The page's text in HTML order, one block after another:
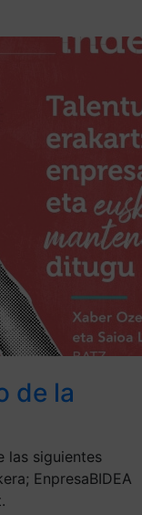
de la
las siguientes
EnpresaBIDEA